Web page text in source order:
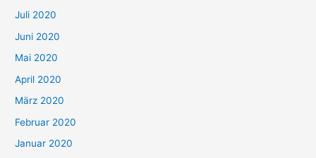
Juli 2020
Juni 2020
Mai 2020
April 2020
März 2020
Februar 2020
Januar 2020